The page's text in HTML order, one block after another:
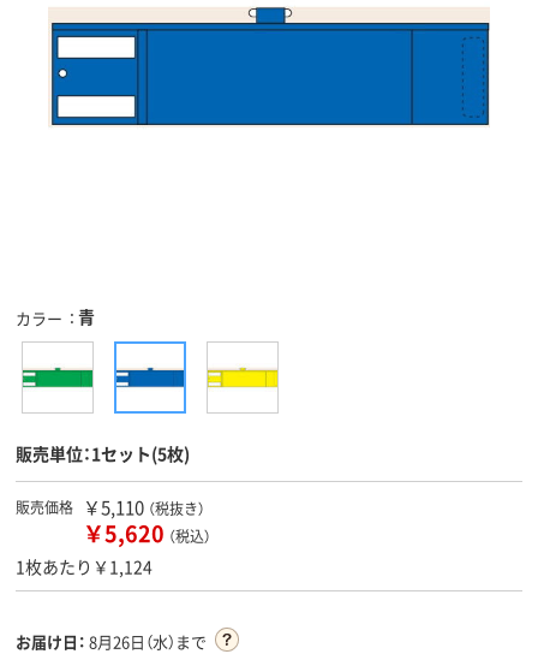
カラー 青
販売単位：1セット(5枚)
販売価格 ￥5,110 （税抜き）
￥5,620 （税込）
1枚あたり￥1,124
お届け日： 8月26日（水）まで